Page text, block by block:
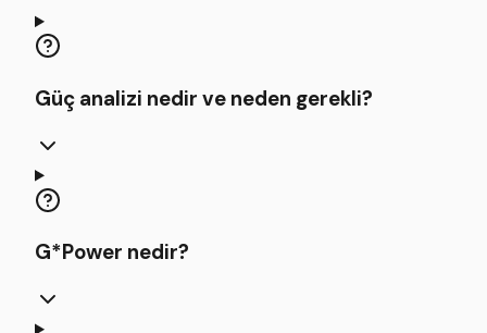
Güç analizi nedir ve neden gerekli?
G*Power nedir?